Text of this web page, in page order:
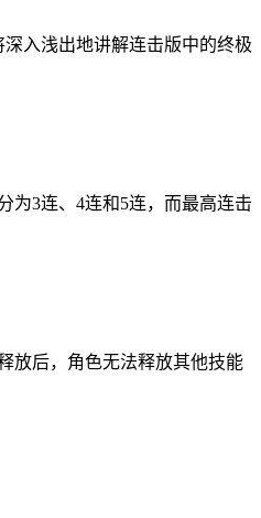
入浅出地讲解连击版中的终极
为3连、4连和5连，而最高连击
放后，角色无法释放其他技能